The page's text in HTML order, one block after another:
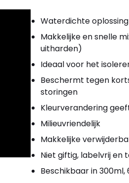
Waterdichte
Makkelijke en snelle
uitharden)
Ideaal voor het
Beschermt tegen
storingen
Kleurverandering
Milieuvriendelijk
Makkelijke
Niet giftig, labelvrij en
Beschikbaar in